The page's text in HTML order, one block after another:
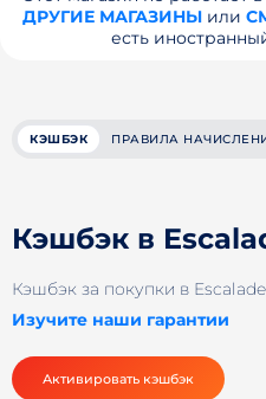
ДРУГИЕ МАГАЗИНЫили
есть
КЭШБЭК ПРАВИЛА
Кэшбэк в
Кэшбэк за покупки в
Изучите наши гарантии
Активировать кэшбэк